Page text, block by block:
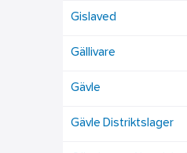
Gislaved
Gällivare
Gävle
Gävle Distriktslager